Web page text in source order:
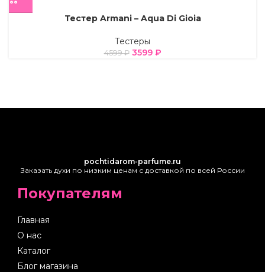
Тестер Armani – Aqua Di Gioia
Тестеры
4599₽ 3599 ₽
pochtidarom-parfume.ru
Заказать духи по низким ценам с доставкой по всей России
Покупателям
Главная
О нас
Каталог
Блог магазина